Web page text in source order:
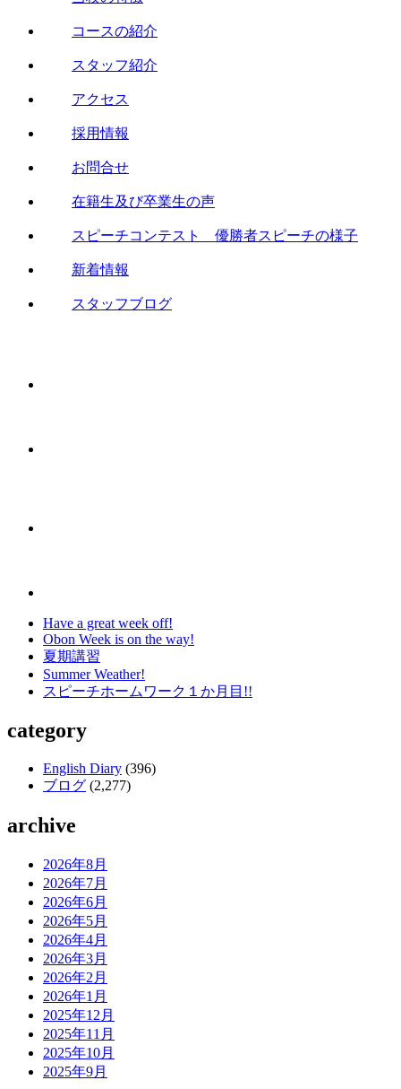
コースの紹介
スタッフ紹介
アクセス
採用情報
お問合せ
在籍生及び卒業生の声
スピーチコンテスト 優勝者スピーチの様子
新着情報
スタッフブログ
Have a great week off!
Obon Week is on the way!
夏期講習
Summer Weather!
スピーチホームワーク１か月目!!
category
English Diary (396)
ブログ (2,277)
archive
2026年8月
2026年7月
2026年6月
2026年5月
2026年4月
2026年3月
2026年2月
2026年1月
2025年12月
2025年11月
2025年10月
2025年9月